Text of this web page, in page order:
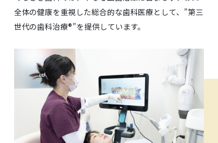
全体の健康を重視した総合的な歯科医療として、”第三
世代の歯科治療®”を提供しています。